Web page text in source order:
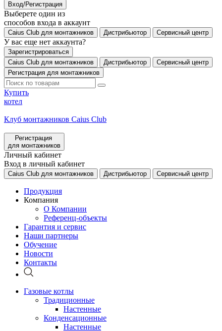
Вход/Регистрация
Выберете один из
способов входа в аккаунт
Caius Club для монтажников Дистрибьютор Сервисный центр
У вас еще нет аккаунта?
Зарегистрироваться
Caius Club для монтажников
Дистрибьютор
Сервисный центр
Регистрация для монтажников
Купить
котел
Клуб монтажников Caius Club
Регистрация
для монтажников
Личный кабинет
Вход в личный кабинет
Caius Club для монтажников Дистрибьютор Сервисный центр
Продукция
Компания
О Компании
Референц-объекты
Гарантия и сервис
Наши партнеры
Обучение
Новости
Контакты
Газовые котлы
Традиционные
Настенные
Конденсационные
Настенные